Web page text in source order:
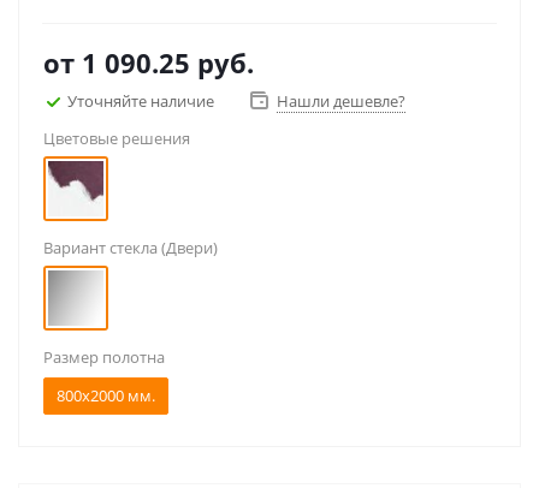
от 1 090.25 руб.
Уточняйте наличие
Нашли дешевле?
Цветовые решения
Вариант стекла (Двери)
Размер полотна
800x2000 мм.